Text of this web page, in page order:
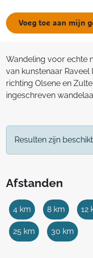
Voeg toe aan mijn
Wandeling voor echte
van kunstenaar
richting Olsene en
ingeschreven
Resulten zijn
Afstanden
4 km 8 km 12
25 km 30 km